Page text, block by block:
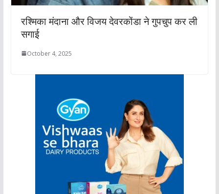
रश्मिका मंदाना और विजय देवरकोंडा ने गुपचुप कर ली
सगाई
October 4, 2025